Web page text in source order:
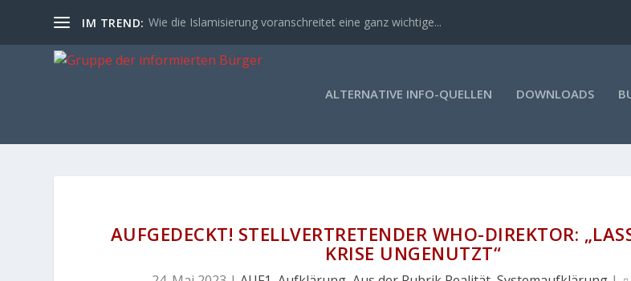
IM TREND: Wie die Islamisierung voranschreitet eine ganz wichtige...
ALTERNATIVE INFO-QUELLEN DOWNLOADS
AUFGEDECKT! STELLVERTRETENDER WHO-DIREKTOR:
KRISE UNGENUTZT“